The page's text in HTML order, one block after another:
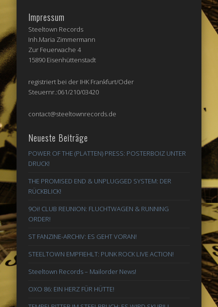
Impressum
Steeltown Records
Inh.Maria Zimmermann
Zur Feuerwache 4
15890 Eisenhüttenstadt
registriert bei der IHK Frankfurt/Oder
Steuernr.:061/210/03420
contact@steeltownrecords.de
Neueste Beiträge
POWER OF THE (PLATTEN) PRESS: POSTERBOIZ UNTER
DRUCK!
THE PROMISED END & UNPLUGGED SYSTEM: DER
RÜCKBLICK!
9Oi! CLUB REUNION: FLUCHTWAGEN & RUNNING
ORDER!
ST FANZINE-ARCHIV: ES GEHT VORAN!
STEELTOWN EMPFIEHLT: PUNK ROCK LIVE ACTION!
Steeltown Records – Mailorder News!
OXO 86: EIN HERZ FÜR HÜTTE!